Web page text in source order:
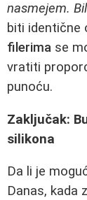
nasmejem.
biti identične
filerima se
vratiti
punoću.
Zaključak:
silikona
Da li je
Danas, kada